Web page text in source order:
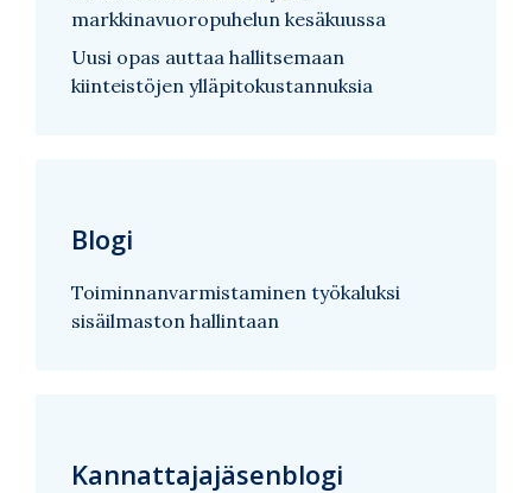
markkinavuoropuhelun kesäkuussa
Uusi opas auttaa hallitsemaan
kiinteistöjen ylläpitokustannuksia
Blogi
Toiminnanvarmistaminen työkaluksi
sisäilmaston hallintaan
Kannattajajäsenblogi